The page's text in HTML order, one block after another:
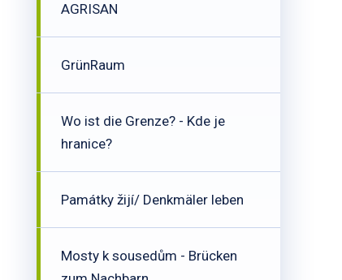
AGRISAN
GrünRaum
Wo ist die Grenze? - Kde je
hranice?
Památky žijí/ Denkmäler leben
Mosty k sousedům - Brücken